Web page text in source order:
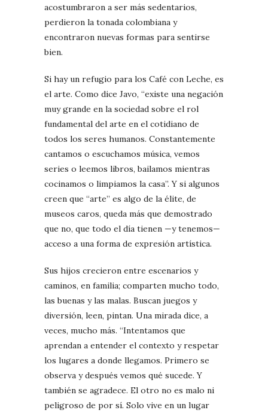
acostumbraron a ser más sedentarios,
perdieron la tonada colombiana y
encontraron nuevas formas para sentirse
bien.
Si hay un refugio para los Café con Leche, es
el arte. Como dice Javo, “existe una negación
muy grande en la sociedad sobre el rol
fundamental del arte en el cotidiano de
todos los seres humanos. Constantemente
cantamos o escuchamos música, vemos
series o leemos libros, bailamos mientras
cocinamos o limpiamos la casa”. Y si algunos
creen que “arte” es algo de la élite, de
museos caros, queda más que demostrado
que no, que todo el día tienen —y tenemos—
acceso a una forma de expresión artística.
Sus hijos crecieron entre escenarios y
caminos, en familia; comparten mucho todo,
las buenas y las malas. Buscan juegos y
diversión, leen, pintan. Una mirada dice, a
veces, mucho más. “Intentamos que
aprendan a entender el contexto y respetar
los lugares a donde llegamos. Primero se
observa y después vemos qué sucede. Y
también se agradece. El otro no es malo ni
peligroso de por sí. Solo vive en un lugar